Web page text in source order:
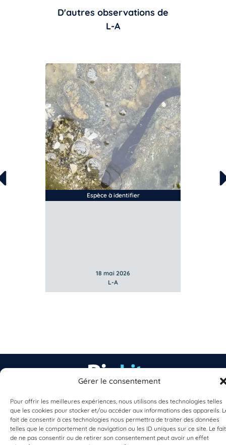
Gérer le consentement
Pour offrir les meilleures expériences, nous utilisons des technologies telles
que les cookies pour stocker et/ou accéder aux informations des appareils.
fait de consentir à ces technologies nous permettra de traiter des données
telles que le comportement de navigation ou les ID uniques sur ce site. Le fait
de ne pas consentir ou de retirer son consentement peut avoir un effet
D'autres observations de
L-A
Espèce à identifier
18 mai 2026
L-A
EST UN PROGRAMME DE